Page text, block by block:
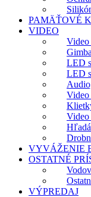
PAMÄŤOVÉ
VIDEO
LED
LED
Video
Video
VYVÁŽENIE
OSTATNÉ
VÝPREDAJ